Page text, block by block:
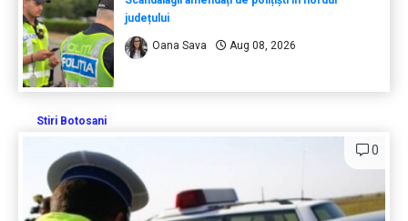
județului
Oana Sava Aug 08, 2026
Stiri Botosani
0